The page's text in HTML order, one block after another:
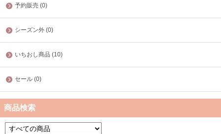
予約販売 (0)
シーズン外 (0)
いちおし商品 (10)
セール (0)
商品検索